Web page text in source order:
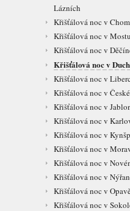
Lázních
Křišťálová noc v
Křišťálová noc v Mostu
Křišťálová noc v
Křišťálová noc v
Křišťálová noc v
Křišťálová noc v
Křišťálová noc v
Křišťálová noc v
Křišťálová noc v
Křišťálová noc v
Křišťálová noc v
Křišťálová noc v
Křišťálová noc v
Křišťálová noc v